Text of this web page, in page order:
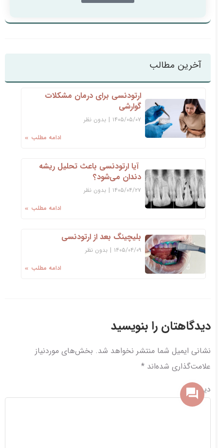
آخرین مطالب
ارتودنسی برای درمان مشکلات
گوارشی
۱۴۰۵/۰۵/۰۷ | بدون نظر
ادامه مطلب
آیا ارتودنسی باعث تحلیل ریشه
دندان می‌شود؟
۱۴۰۵/۰۴/۲۷ | بدون نظر
ادامه مطلب
بلیچینگ بعد از ارتودنسی
۱۴۰۵/۰۴/۰۹ | بدون نظر
ادامه مطلب
دیدگاهتان را بنویسید
نشانی ایمیل شما منتشر نخواهد شد. بخش‌های موردنیاز
علامت‌گذاری شده‌اند *
دیدگاه*